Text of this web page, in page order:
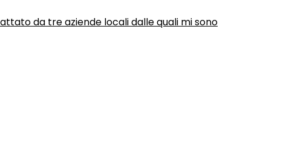
da tre aziende locali dalle quali mi sono